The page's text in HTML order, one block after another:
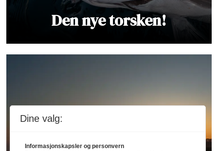
Den nye torsken!
Dine valg:
Informasjonskapsler og personvern